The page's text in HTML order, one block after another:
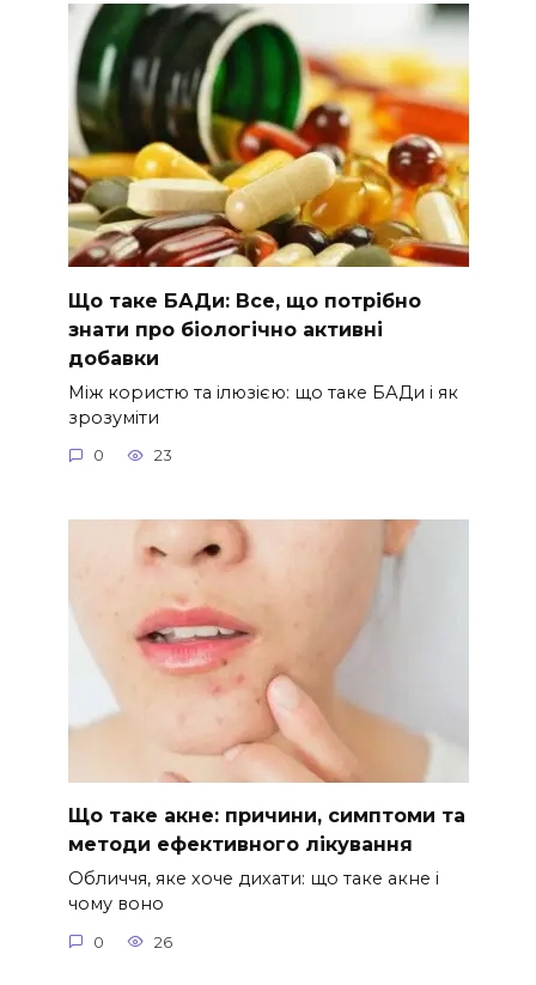
Що таке БАДи: Все, що потрібно
знати про біологічно активні
добавки
Між користю та ілюзією: що таке БАДи і як
зрозуміти
0 23
Що таке акне: причини, симптоми та
методи ефективного лікування
Обличчя, яке хоче дихати: що таке акне і
чому воно
0 26